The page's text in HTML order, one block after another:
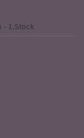
- 1.Stock